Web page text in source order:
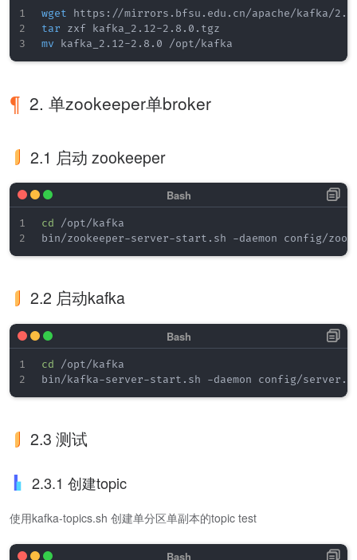
wget
tar
mv
2. 单zookeeper单broker
2.1 启动 zookeeper
cd /opt/kafka
2.2 启动kafka
cd /opt/kafka
2.3 测试
2.3.1 创建topic
使用kafka-topics.sh 创建单分区单副本的topic test